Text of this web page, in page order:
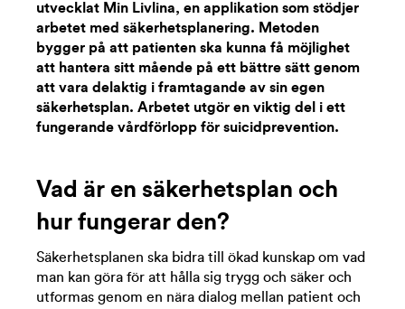
utvecklat Min Livlina, en applikation som stödjer
arbetet med säkerhetsplanering. Metoden
bygger på att patienten ska kunna få möjlighet
att hantera sitt mående på ett bättre sätt genom
att vara delaktig i framtagande av sin egen
säkerhetsplan. Arbetet utgör en viktig del i ett
fungerande vårdförlopp för suicidprevention.
Vad är en säkerhetsplan och
hur fungerar den?
Säkerhetsplanen ska bidra till ökad kunskap om vad
man kan göra för att hålla sig trygg och säker och
utformas genom en nära dialog mellan patient och